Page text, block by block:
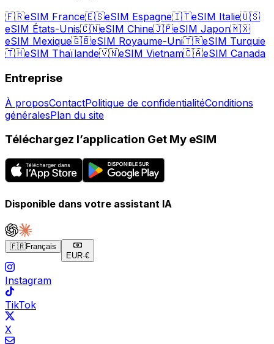
🇫🇷eSIM France🇪🇸eSIM Espagne🇮🇹eSIM Italie🇺🇸
eSIM États-Unis🇨🇳eSIM Chine🇯🇵eSIM Japon🇲🇽
eSIM Mexique🇬🇧eSIM Royaume-Uni🇹🇷eSIM Turquie
🇹🇭eSIM Thaïlande🇻🇳eSIM Vietnam🇨🇦eSIM Canada
Entreprise
À proposContactPolitique de confidentialitéConditions
généralesPlan du site
Téléchargez l’application Get My eSIM
Disponible dans votre assistant IA
🇫🇷Français
EUR·€
Instagram
TikTok
X